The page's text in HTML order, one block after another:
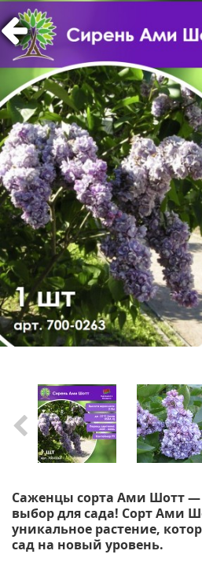
Саженцы сорта Ами Шотт
выбор для сада! Сорт Ами
уникальное растение,
сад на новый уровень.